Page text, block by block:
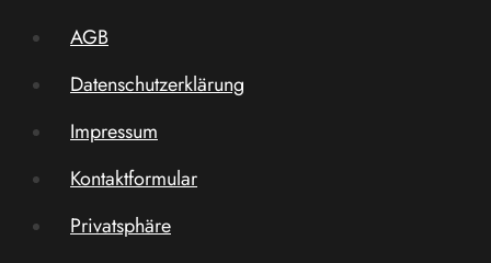
AGB
Datenschutzerklärung
Impressum
Kontaktformular
Privatsphäre